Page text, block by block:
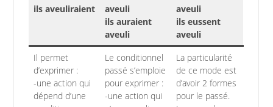
ils aveuliraient
aveuli
ils auraient
aveuli
aveuli
ils eussent
aveuli
Il permet
d’exprimer :
-une action qui
dépend d’une
Le conditionnel
passé s’emploie
pour exprimer :
-une action qui
La particularité
de ce mode est
d’avoir 2 formes
pour le passé.